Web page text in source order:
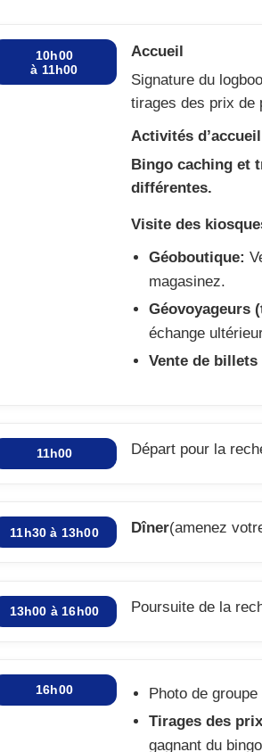
10h00
à 11h00
Accueil
Signature du
tirages des prix de
Activités d’accueil
Bingo caching et
différentes.
Visite des
Géoboutique:
magasinez.
Géovoyageurs
échange
Vente de
11h00 Départ pour la
11h30 à 13h00 Dîner(amenez
13h00 à 16h00 Poursuite de la
16h00 Photo de
Tirages des
gagnant du